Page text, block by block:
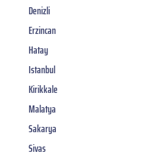
Denizli
Erzincan
Hatay
Istanbul
Kirikkale
Malatya
Sakarya
Sivas